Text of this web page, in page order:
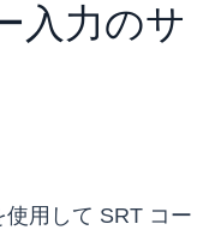
入力のサ
用して SRT コー